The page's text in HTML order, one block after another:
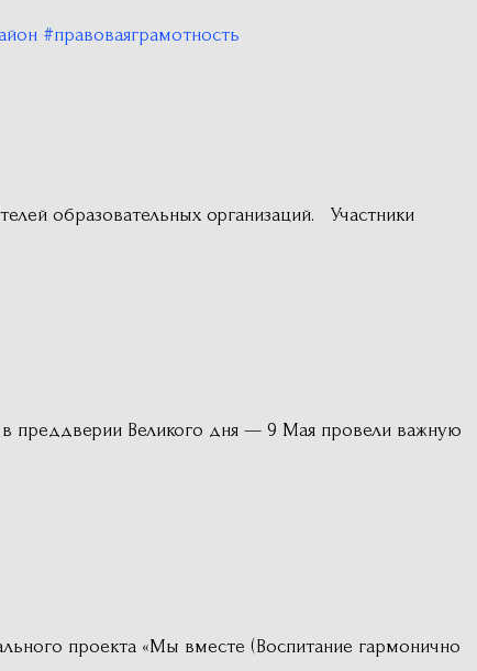
#правоваяграмотность
образовательных организаций. Участники
преддверии Великого дня — 9 Мая провели важную
проекта «Мы вместе (Воспитание гармонично